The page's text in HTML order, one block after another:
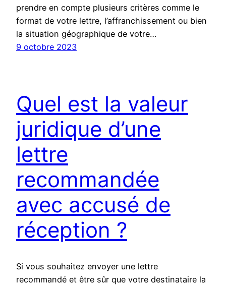
prendre en compte plusieurs critères comme le
format de votre lettre, l’affranchissement ou bien
la situation géographique de votre…
9 octobre 2023
Quel est la valeur
juridique d’une
lettre
recommandée
avec accusé de
réception ?
Si vous souhaitez envoyer une lettre
recommandé et être sûr que votre destinataire la